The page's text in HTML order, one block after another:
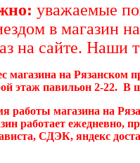
уважаемые
в магазин
на сайте. Наши
магазина на Рязанском
этаж павильон 2-22. В
работы магазина на
работает ежедневно,
СДЭК, яндекс